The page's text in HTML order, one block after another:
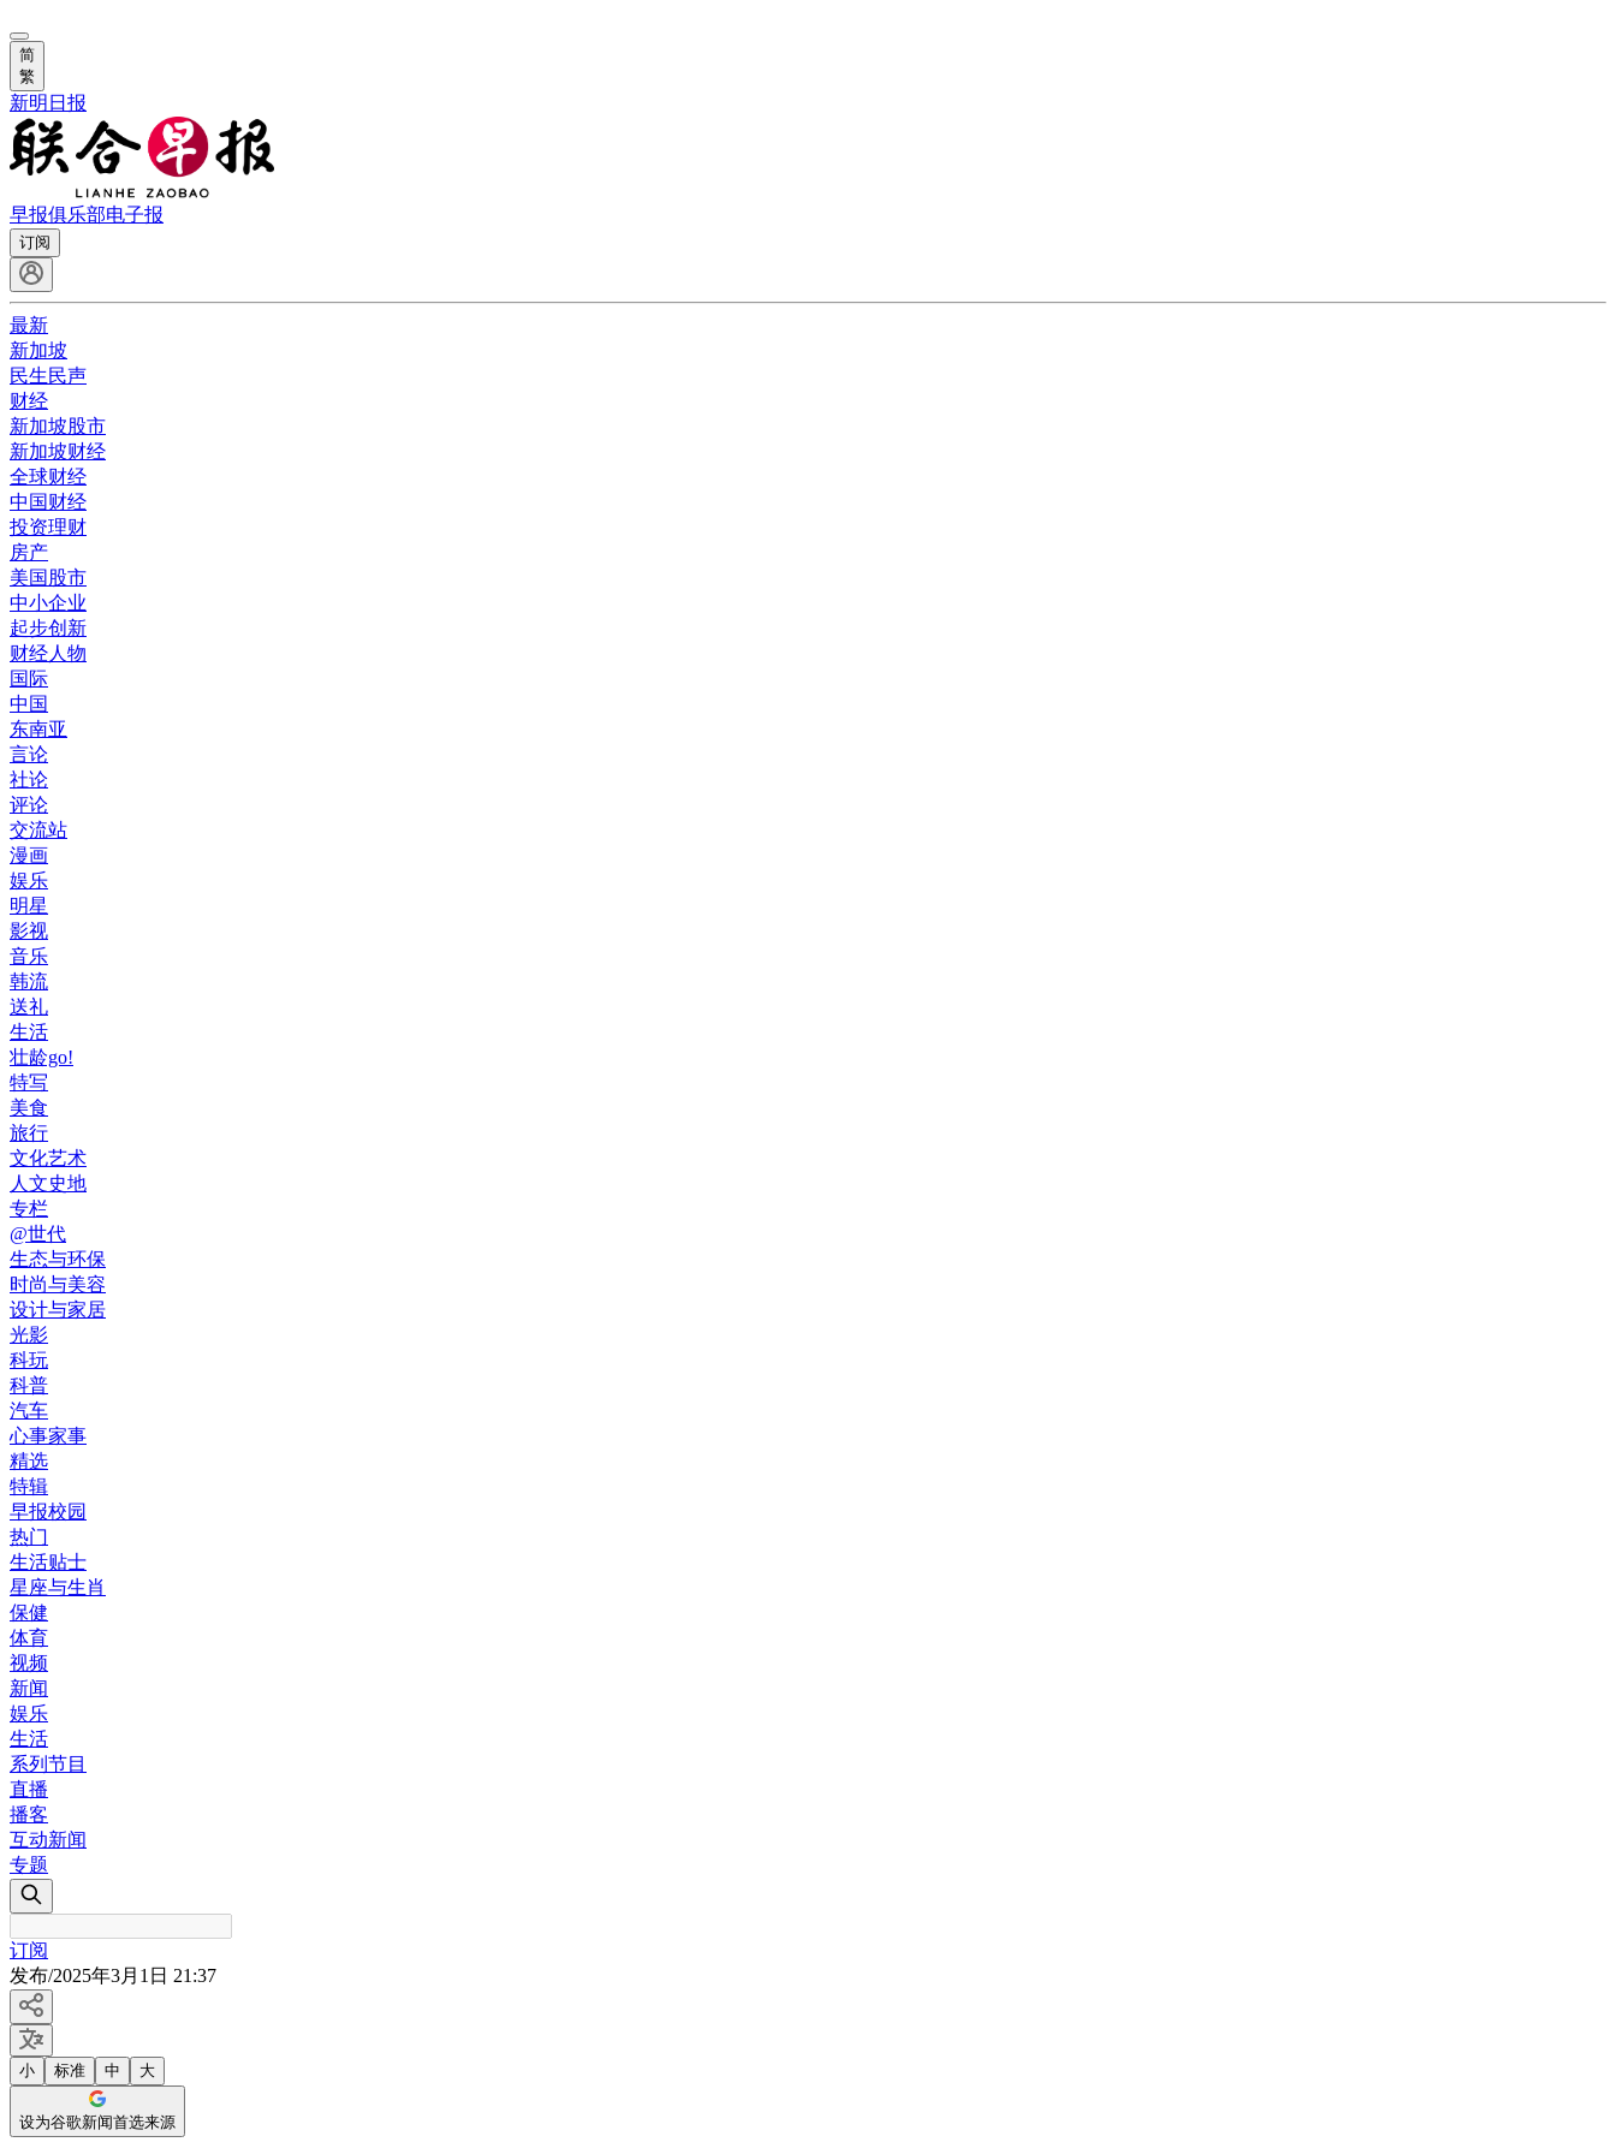
简
繁
新明日报
早报俱乐部电子报
订阅
最新
新加坡
民生民声
财经
新加坡股市
新加坡财经
全球财经
中国财经
投资理财
房产
美国股市
中小企业
起步创新
财经人物
国际
中国
东南亚
言论
社论
评论
交流站
漫画
娱乐
明星
影视
音乐
韩流
送礼
生活
壮龄go!
特写
美食
旅行
文化艺术
人文史地
专栏
@世代
生态与环保
时尚与美容
设计与家居
光影
科玩
科普
汽车
心事家事
精选
特辑
早报校园
热门
生活贴士
星座与生肖
保健
体育
视频
新闻
娱乐
生活
系列节目
直播
播客
互动新闻
专题
订阅
发布/2025年3月1日 21:37
小 标准 中 大
设为谷歌新闻首选来源